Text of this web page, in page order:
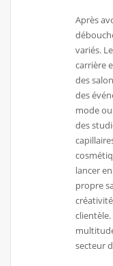
Après
variés.
carrière
des
des
mode
des
lancer
propre
secteur